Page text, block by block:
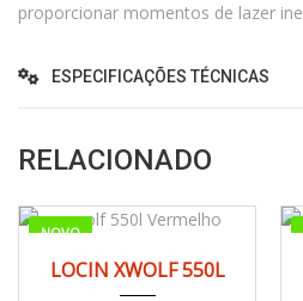
proporcionar momentos de lazer
ESPECIFICAÇÕES TÉCNICAS
RELACIONADO
NOVO
1 km
LOCIN XWOLF 550L